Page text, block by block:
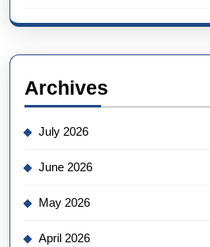
Archives
July 2026
June 2026
May 2026
April 2026